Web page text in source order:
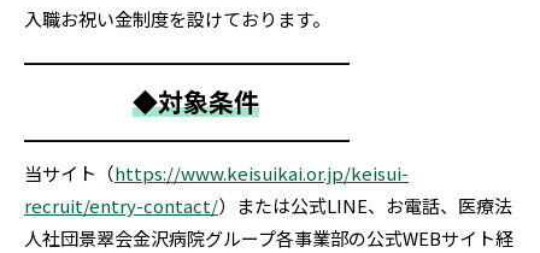
入職お祝い金制度を設けております。
━━━━━━━━━━━━━━━━━━
◆対象条件
━━━━━━━━━━━━━━━━━━
当サイト（https://www.keisuikai.or.jp/keisui-
recruit/entry-contact/）または公式LINE、お電話、医療法
人社団景翠会金沢病院グループ各事業部の公式WEBサイト経